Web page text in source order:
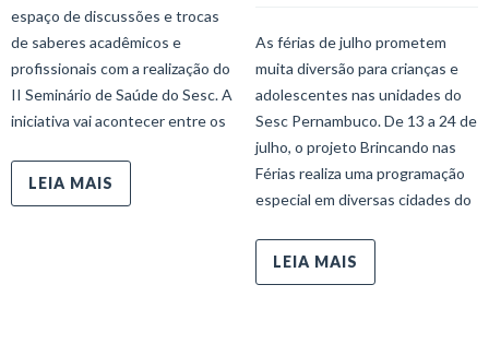
espaço de discussões e trocas
de saberes acadêmicos e
profissionais com a realização do
II Seminário de Saúde do Sesc. A
iniciativa vai acontecer entre os
LEIA MAIS
As férias de julho prometem
muita diversão para crianças e
adolescentes nas unidades do
Sesc Pernambuco. De 13 a 24 de
julho, o projeto Brincando nas
Férias realiza uma programação
especial em diversas cidades do
LEIA MAIS